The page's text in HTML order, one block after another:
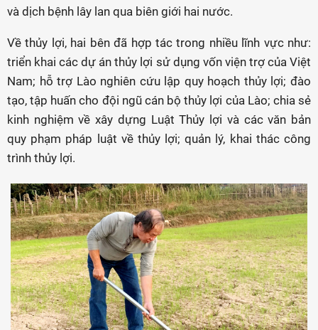
và dịch bệnh lây lan qua biên giới hai nước.
Về thủy lợi, hai bên đã hợp tác trong nhiều lĩnh vực như:
triển khai các dự án thủy lợi sử dụng vốn viện trợ của Việt
Nam; hỗ trợ Lào nghiên cứu lập quy hoạch thủy lợi; đào
tạo, tập huấn cho đội ngũ cán bộ thủy lợi của Lào; chia sẻ
kinh nghiệm về xây dựng Luật Thủy lợi và các văn bản
quy phạm pháp luật về thủy lợi; quản lý, khai thác công
trình thủy lợi.